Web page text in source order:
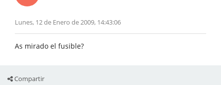
Lunes, 12 de Enero de 2009, 14:43:06
As mirado el fusible?
Compartir